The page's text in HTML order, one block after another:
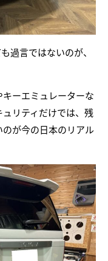
過言ではないのが、
ーエミュレーターな
リティだけでは、残
が今の日本のリアル